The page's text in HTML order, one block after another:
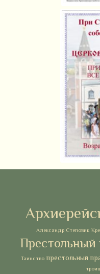
Александр Степовик
Престольный
Таинство престольный